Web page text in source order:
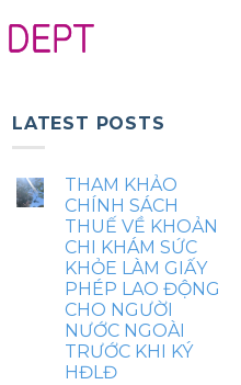
LATEST POSTS
THAM KHẢO
CHÍNH SÁCH
THUẾ VỀ KHOẢN
CHI KHÁM SỨC
KHỎE LÀM GIẤY
PHÉP LAO ĐỘNG
CHO NGƯỜI
NƯỚC NGOÀI
TRƯỚC KHI KÝ
HĐLĐ